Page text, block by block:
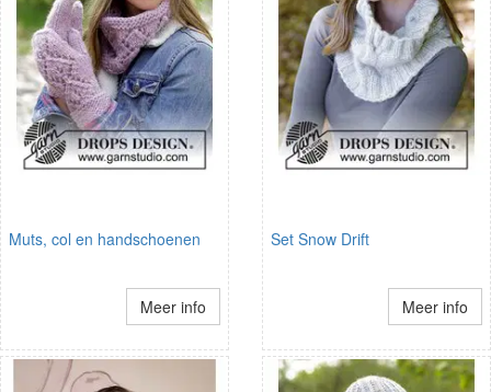
Muts, col en handschoenen
Meer info
Set Snow Drift
Meer info